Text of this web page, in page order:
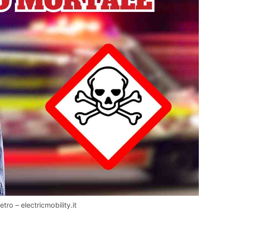
– electricmobility.it